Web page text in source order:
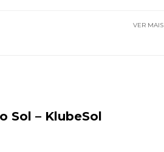
VER MAIS
Sol – KlubeSol